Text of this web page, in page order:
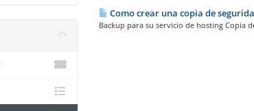
Como crear una copia de
Backup para su servicio de hosting Copia